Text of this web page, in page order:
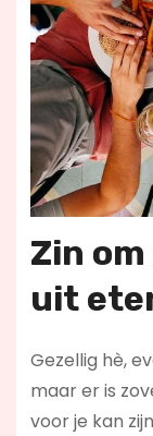
Zin
uit
Gezellig hè,
maar er is
voor je kan